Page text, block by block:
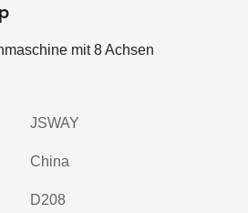
mit 8 Achsen
JSWAY
China
D208